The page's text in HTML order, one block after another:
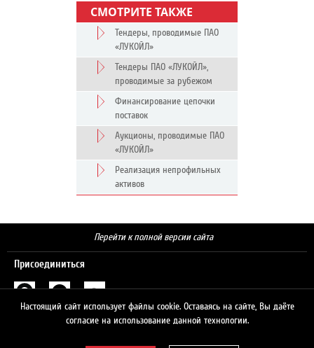
СМОТРИТЕ ТАКЖЕ
Тендеры, проводимые ПАО
«ЛУКОЙЛ»
Тендеры ПАО «ЛУКОЙЛ»,
проводимые за рубежом
Финансирование цепочки
поставок
Аукционы, проводимые ПАО
«ЛУКОЙЛ»
Реализация непрофильных
активов
Перейти к полной версии сайта
Присоединиться
Настоящий сайт использует файлы cookie. Оставаясь на сайте, Вы даёте
согласие на использование данной технологии.